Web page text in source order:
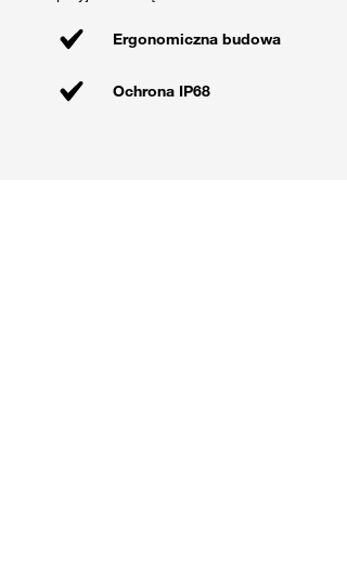
Ergonomiczna budowa
Ochrona IP68